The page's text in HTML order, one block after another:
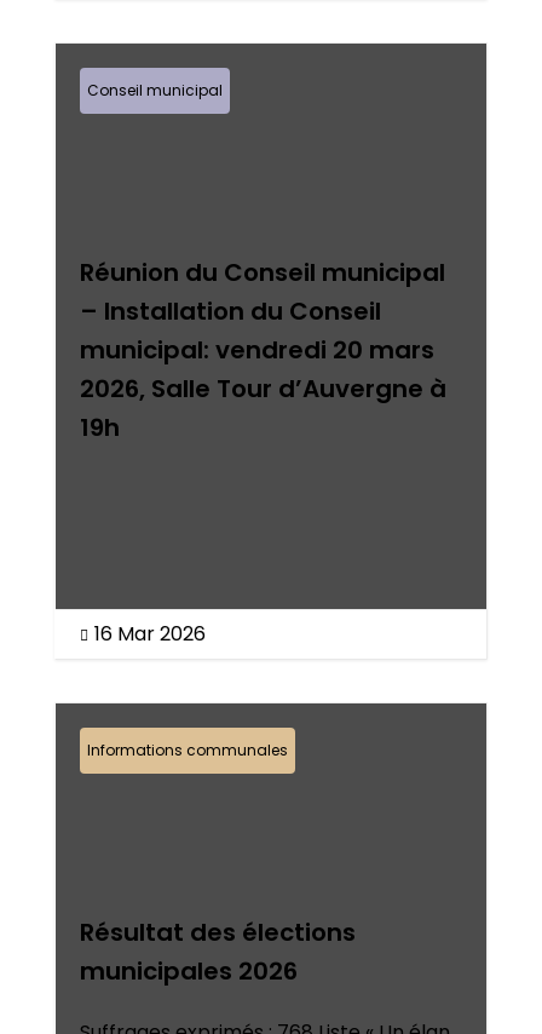
Conseil municipal
Réunion du Conseil municipal
– Installation du Conseil
municipal: vendredi 20 mars
2026, Salle Tour d’Auvergne à
19h
 16 Mar 2026
Informations communales
Résultat des élections
municipales 2026